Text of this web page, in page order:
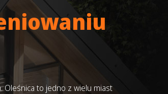
Oleśnica to jedno z wielu miast